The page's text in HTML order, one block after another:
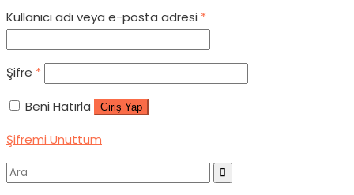
Kullanıcı adı veya e-posta adresi *
Şifre *
Beni Hatırla Giriş Yap
Şifremi Unuttum